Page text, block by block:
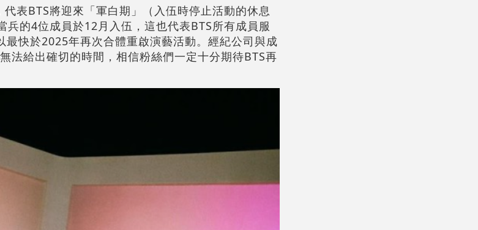
表BTS將迎來「軍白期」（入伍時停止活動的休息
的4位成員於12月入伍，這也代表BTS所有成員服
快於2025年再次合體重啟演藝活動。經紀公司與成
法給出確切的時間，相信粉絲們一定十分期待BTS再